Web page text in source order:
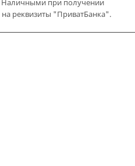
Наличными при получении
реквизиты "ПриватБанка".